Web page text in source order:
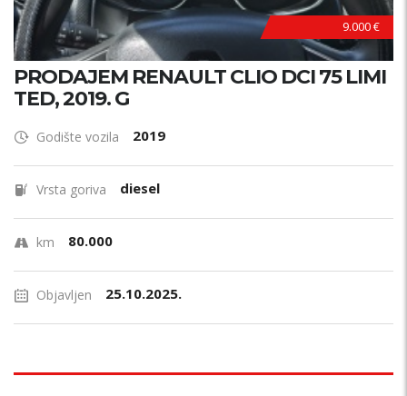
9.000 €
PRODAJEM RENAULT CLIO DCI 75 LIMI
TED, 2019. G
Godište vozila 2019
Vrsta goriva diesel
km 80.000
Objavljen 25.10.2025.